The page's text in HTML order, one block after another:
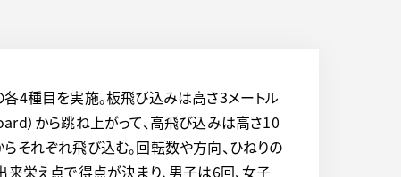
4種目を実施。板飛び込みは高さ3メートル
）から跳ね上がって、高飛び込みは高さ10
それぞれ飛び込む。回転数や方向、ひねりの
来栄え点で得点が決まり、男子は6回、女子